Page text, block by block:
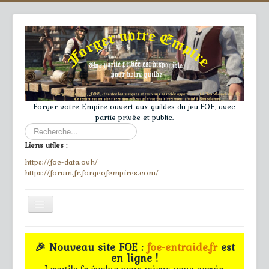
Forger votre Empire ouvert aux guildes du jeu FOE, avec
partie privée et public.
Rechercher
Liens utiles :
https://foe-data.ovh/
https://forum.fr.forgeofempires.com/
Toggle
Navigation
≡
Accueil
🎉 Nouveau site FOE :foe-entraide.frest
en ligne !